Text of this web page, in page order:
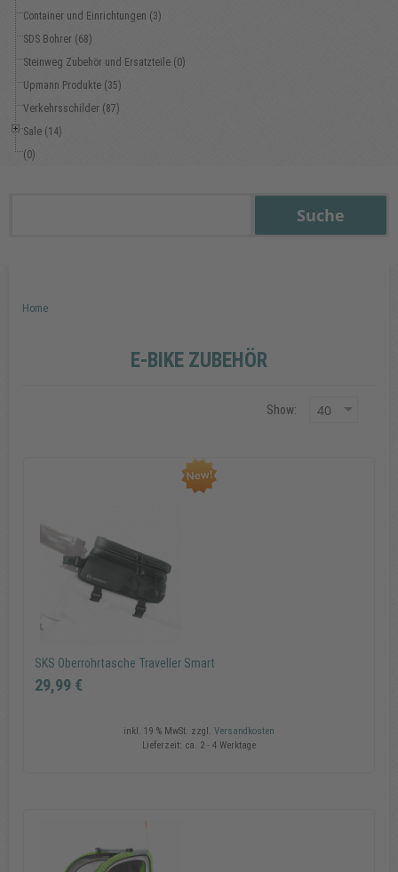
Container und Einrichtungen (3)
SDS Bohrer (68)
Steinweg Zubehör und Ersatzteile (0)
Upmann Produkte (35)
Verkehrsschilder (87)
Sale (14)
(0)
Home
E-BIKE ZUBEHÖR
Show:
SKS Oberrohrtasche Traveller Smart
29,99 €
29,99 €
inkl. 19 % MwSt. zzgl. Versandkosten
Lieferzeit: ca. 2 - 4 Werktage